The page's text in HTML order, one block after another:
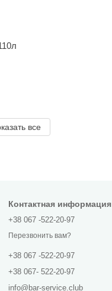
все
Контактная информация
+38 067 -522-20-97
Перезвонить вам?
+38 067 -522-20-97
+38 067- 522-20-97
info@bar-service.club